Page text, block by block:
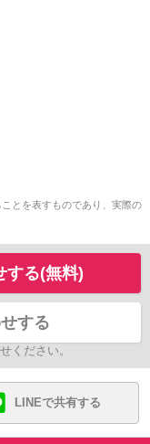
とを表すものであり、実際の
する(無料)
する
ください。
LINEで共有する